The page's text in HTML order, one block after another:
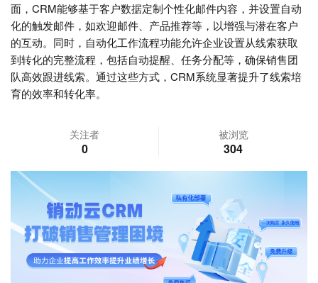
面，CRM能够基于客户数据定制个性化邮件内容，并设置自动
化的触发邮件，如欢迎邮件、产品推荐等，以增强与潜在客户
的互动。同时，自动化工作流程功能允许企业设置从线索获取
到转化的完整流程，包括自动提醒、任务分配等，确保销售团
队高效跟进线索。通过这些方式，CRM系统显著提升了线索培
育的效率和转化率。
关注者
0
被浏览
304